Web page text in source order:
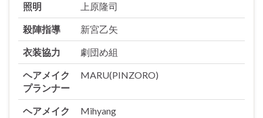
照明 上原隆司
殺陣指導 新宮乙矢
衣装協力 劇団め組
ヘアメイク
プランナー
MARU(PINZORO)
ヘアメイク Mihyang